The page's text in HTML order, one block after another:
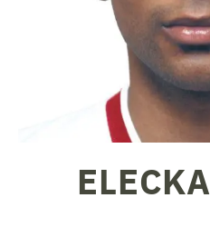
ELECKA